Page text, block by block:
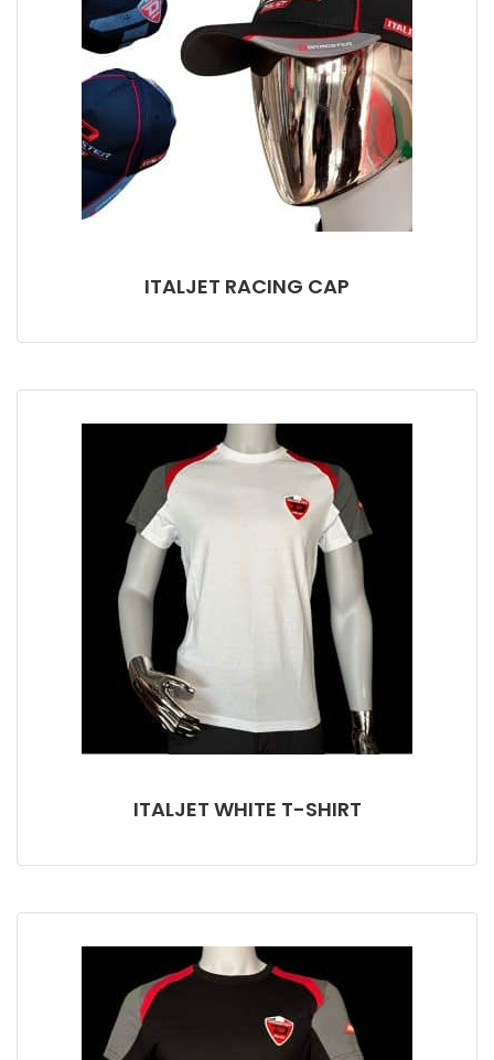
ITALJET RACING CAP
ITALJET WHITE T-SHIRT